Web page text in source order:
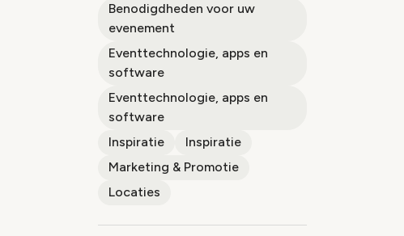
Benodigdheden voor uw
evenement
Eventtechnologie, apps en
software
Eventtechnologie, apps en
software
Inspiratie
Inspiratie
Marketing & Promotie
Locaties